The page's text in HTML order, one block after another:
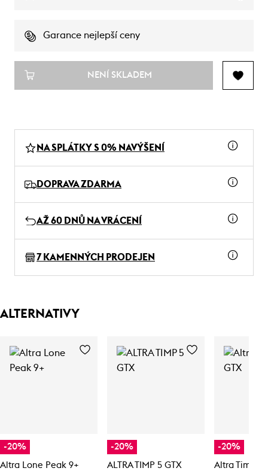
Garance nejlepší ceny
NENÍ SKLADEM
NA SPLÁTKY S 0% NAVÝŠENÍ
DOPRAVA ZDARMA
AŽ 60 DNŮ NA VRÁCENÍ
7 KAMENNÝCH PRODEJEN
ALTERNATIVY
-20%
Altra Lone Peak 9+
-20%
ALTRA TIMP 5 GTX
-20%
Altra Timp 6